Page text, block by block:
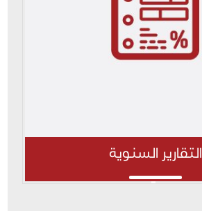
التقارير السنوية